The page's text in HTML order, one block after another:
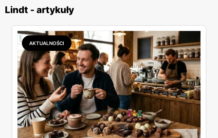
Lindt - artykuły
AKTUALNOŚCI